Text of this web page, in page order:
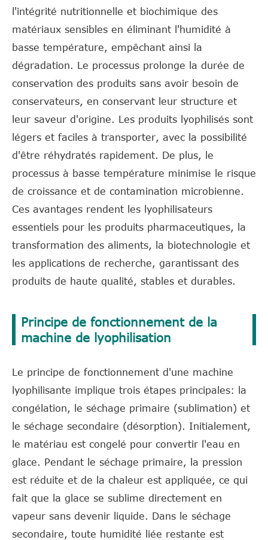
l'intégrité nutritionnelle et biochimique des
matériaux sensibles en éliminant l'humidité à
basse température, empêchant ainsi la
dégradation. Le processus prolonge la durée de
conservation des produits sans avoir besoin de
conservateurs, en conservant leur structure et
leur saveur d'origine. Les produits lyophilisés sont
légers et faciles à transporter, avec la possibilité
d'être réhydratés rapidement. De plus, le
processus à basse température minimise le risque
de croissance et de contamination microbienne.
Ces avantages rendent les lyophilisateurs
essentiels pour les produits pharmaceutiques, la
transformation des aliments, la biotechnologie et
les applications de recherche, garantissant des
produits de haute qualité, stables et durables.
Principe de fonctionnement de la
machine de lyophilisation
Le principe de fonctionnement d'une machine
lyophilisante implique trois étapes principales: la
congélation, le séchage primaire (sublimation) et
le séchage secondaire (désorption). Initialement,
le matériau est congelé pour convertir l'eau en
glace. Pendant le séchage primaire, la pression
est réduite et de la chaleur est appliquée, ce qui
fait que la glace se sublime directement en
vapeur sans devenir liquide. Dans le séchage
secondaire, toute humidité liée restante est